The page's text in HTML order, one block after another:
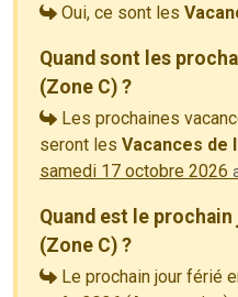
Oui, ce sont les
Quand sont les
(Zone C) ?
Les prochaines
seront les Vacances de
samedi 17 octobre 2026
Quand est le
(Zone C) ?
Le prochain jour férié